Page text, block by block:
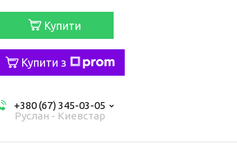
Купити
Купити з
+380 (67) 345-03-05
Руслан - Киевстар